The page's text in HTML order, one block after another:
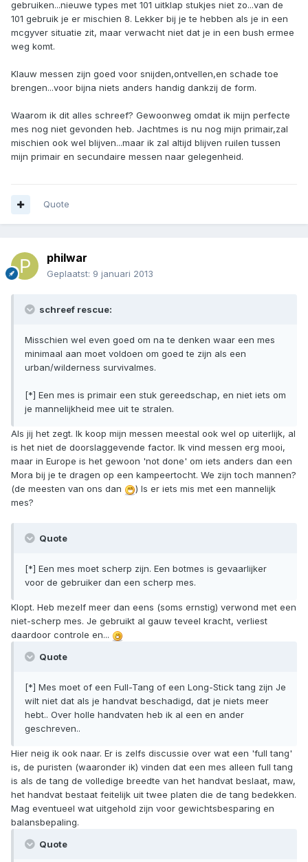
gebruiken...nieuwe types met 101 uitklap stukjes niet zo...van de
101 gebruik je er mischien 8. Lekker bij je te hebben als je in een
mcgyver situatie zit, maar verwacht niet dat je in een bush ermee
weg komt.
Klauw messen zijn goed voor snijden,ontvellen,en schade toe
brengen...voor bijna niets anders handig dankzij de form.
Waarom ik dit alles schreef? Gewoonweg omdat ik mijn perfecte
mes nog niet gevonden heb. Jachtmes is nu nog mijn primair,zal
mischien ook wel blijven...maar ik zal altijd blijven ruilen tussen
mijn primair en secundaire messen naar gelegenheid.
Quote
philwar
Geplaatst: 9 januari 2013
schreef rescue:
Misschien wel even goed om na te denken waar een mes
minimaal aan moet voldoen om goed te zijn als een
urban/wilderness survivalmes.
[*] Een mes is primair een stuk gereedschap, en niet iets om
je mannelijkheid mee uit te stralen.
Als jij het zegt. Ik koop mijn messen meestal ook wel op uiterlijk, al
is het niet de doorslaggevende factor. Ik vind messen erg mooi,
maar in Europe is het gewoon 'not done' om iets anders dan een
Mora bij je te dragen op een kampeertocht. We zijn toch mannen?
(de meesten van ons dan
) Is er iets mis met een mannelijk
mes?
Quote
[*] Een mes moet scherp zijn. Een botmes is gevaarlijker
voor de gebruiker dan een scherp mes.
Klopt. Heb mezelf meer dan eens (soms ernstig) verwond met een
niet-scherp mes. Je gebruikt al gauw teveel kracht, verliest
daardoor controle en...
Quote
[*] Mes moet of een Full-Tang of een Long-Stick tang zijn Je
wilt niet dat als je handvat beschadigd, dat je niets meer
hebt.. Over holle handvaten heb ik al een en ander
geschreven..
Hier neig ik ook naar. Er is zelfs discussie over wat een 'full tang'
is, de puristen (waaronder ik) vinden dat een mes alleen full tang
is als de tang de volledige breedte van het handvat beslaat, maw,
het handvat bestaat feitelijk uit twee platen die de tang bedekken.
Mag eventueel wat uitgehold zijn voor gewichtsbesparing en
balansbepaling.
Quote